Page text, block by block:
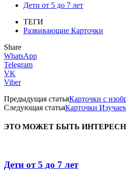
Дети от 5 до 7 лет
ТЕГИ
Развивающие Карточки
Share
WhatsApp
Telegram
VK
Viber
Предыдущая статьяКарточки с
Следующая статьяКарточки
ЭТО МОЖЕТ БЫТЬ
Дети от 5 до 7 лет